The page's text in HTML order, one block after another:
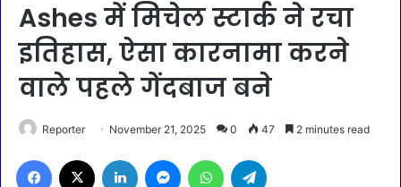
Ashes में मिचेल स्टार्क ने रचा
इतिहास, ऐसा कारनामा करने
वाले पहले गेंदबाज बने
Reporter November 21, 2025 0 47 2 minutes read
Facebook LinkedIn MessengerWhatsApp